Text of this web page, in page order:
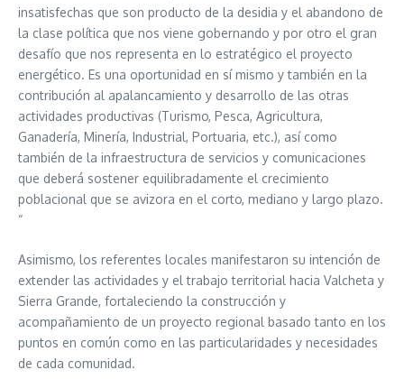
insatisfechas que son producto de la desidia y el abandono de
la clase política que nos viene gobernando y por otro el gran
desafío que nos representa en lo estratégico el proyecto
energético. Es una oportunidad en sí mismo y también en la
contribución al apalancamiento y desarrollo de las otras
actividades productivas (Turismo, Pesca, Agricultura,
Ganadería, Minería, Industrial, Portuaria, etc.), así como
también de la infraestructura de servicios y comunicaciones
que deberá sostener equilibradamente el crecimiento
poblacional que se avizora en el corto, mediano y largo plazo.
“
Asimismo, los referentes locales manifestaron su intención de
extender las actividades y el trabajo territorial hacia Valcheta y
Sierra Grande, fortaleciendo la construcción y
acompañamiento de un proyecto regional basado tanto en los
puntos en común como en las particularidades y necesidades
de cada comunidad.